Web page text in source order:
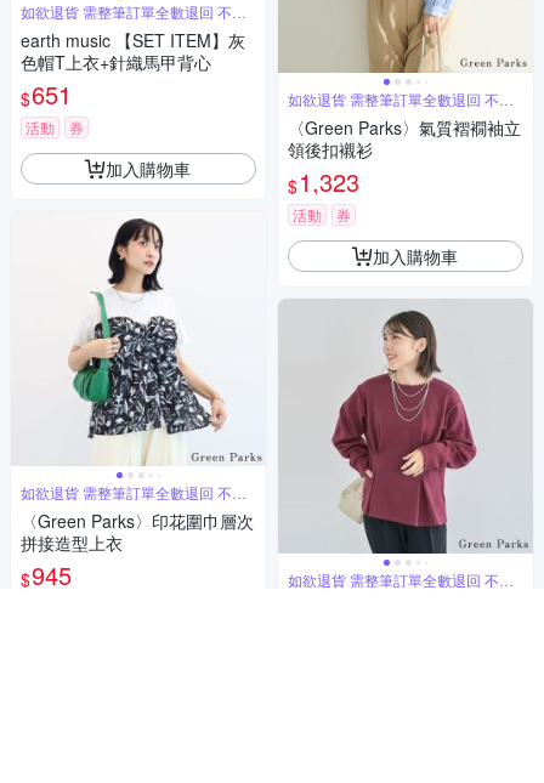
如欲退貨 需整筆訂單全數退回 不能
單退
earth music 【SET ITEM】灰
色帽T上衣+針織馬甲背心
$651
活動 券
加入購物車
如欲退貨 需整筆訂單全數退回 不能
單退
〈Green Parks〉印花圍巾層次
拼接造型上衣
$945
如欲退貨 需整筆訂單全數退回 不能
單退
〈Green Parks〉氣質褶襉袖立
領後扣襯衫
$1,323
活動 券
加入購物車
如欲退貨 需整筆訂單全數退回 不能
單退